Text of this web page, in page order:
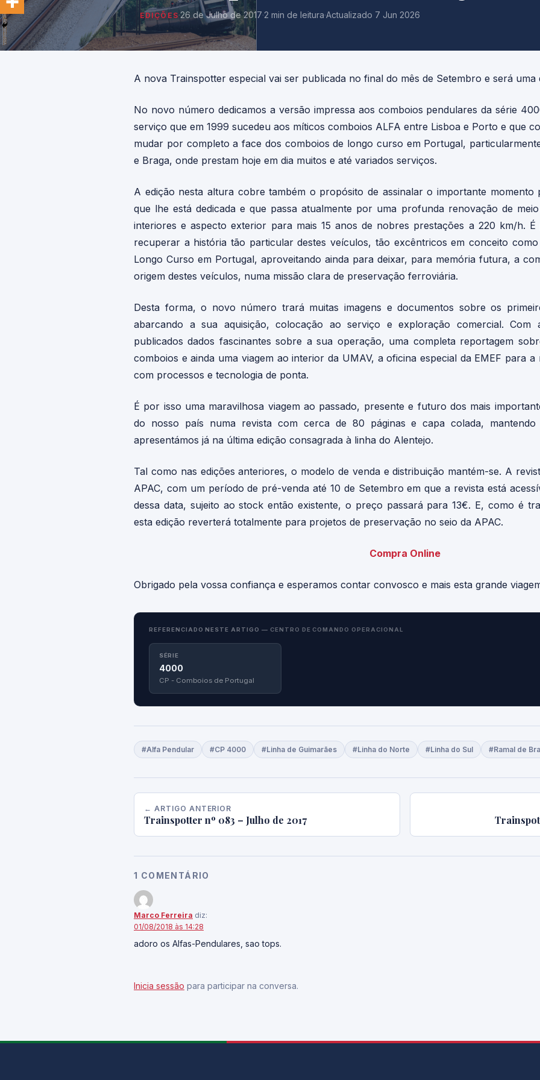
EDIÇÕES·26 de Julho de 2017·2 min de leitura·Actualizado 7 Jun 2026
A nova Trainspotter especial vai ser publicada no final do mês de Setembro e será uma
No novo número dedicamos a versão impressa aos comboios pendulares da série
serviço que em 1999 sucedeu aos míticos comboios ALFA entre Lisboa e Porto e que
mudar por completo a face dos comboios de longo curso em Portugal,
e Braga, onde prestam hoje em dia muitos e até variados serviços.
A edição nesta altura cobre também o propósito de assinalar o importante
que lhe está dedicada e que passa atualmente por uma profunda renovação de
interiores e aspecto exterior para mais 15 anos de nobres prestações a 220 km/h.
recuperar a história tão particular destes veículos, tão excêntricos em conceito
Longo Curso em Portugal, aproveitando ainda para deixar, para memória futura, a
origem destes veículos, numa missão clara de preservação ferroviária.
Desta forma, o novo número trará muitas imagens e documentos sobre os
abarcando a sua aquisição, colocação ao serviço e exploração comercial. Com
publicados dados fascinantes sobre a sua operação, uma completa reportagem
comboios e ainda uma viagem ao interior da UMAV, a oficina especial da EMEF para
com processos e tecnologia de ponta.
É por isso uma maravilhosa viagem ao passado, presente e futuro dos mais
do nosso país numa revista com cerca de 80 páginas e capa colada,
apresentámos já na última edição consagrada à linha do Alentejo.
Tal como nas edições anteriores, o modelo de venda e distribuição mantém-se. A
APAC, com um período de pré-venda até 10 de Setembro em que a revista está
dessa data, sujeito ao stock então existente, o preço passará para 13€. E, como é
esta edição reverterá totalmente para projetos de preservação no seio da APAC.
Compra Online
Obrigado pela vossa confiança e esperamos contar convosco e mais esta grande
REFERENCIADO NESTE ARTIGO — CENTRO DE COMANDO OPERACIONAL
SÉRIE
4000
CP - Comboios de Portugal
#Alfa Pendular #CP 4000 #Linha de Guimarães #Linha do Norte #Linha do Sul #Ramal de
← ARTIGO ANTERIOR
Trainspotter nº 083 – Julho de 2017
1 COMENTÁRIO
Marco Ferreira diz:
01/08/2018 às 14:28
adoro os Alfas-Pendulares, sao tops.
Inicia sessão para participar na conversa.